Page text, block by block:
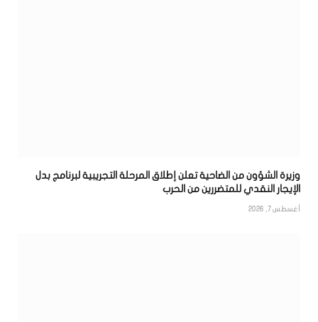
وزيرة الشؤون من الضاحية تعلن إطلاق المرحلة التجريبية لبرنامج بدل
الإيجار النقدي للمتضررين من الحرب
أغسطس 7, 2026